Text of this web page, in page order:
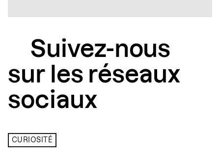
Suivez-nous
sur les réseaux
sociaux
CURIOSITÉ